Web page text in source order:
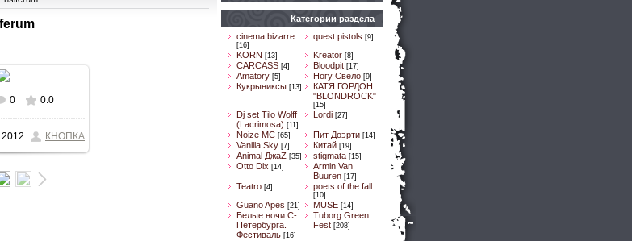
размере
/ 152.4Kb
0 0.0
КНОПКА
Категории раздела
cinema bizarre
[16]
quest pistols [9]
KORN [13] Kreator [8]
CARCASS [4] Bloodpit [17]
Amatory [5] Ногу Свело [9]
Кукрыниксы [13]
КАТЯ ГОРДОН
"BLONDROCK"
[15]
Dj set Tilo Wolff
(Lacrimosa) [11]
Lordi [27]
Noize MC [65] Пит Доэрти [14]
Vanilla Sky [7] Китай [19]
Animal ДжaZ [35] stigmata [15]
Otto Dix [14]
Armin Van
Buuren [17]
Teatro [4] poets of the fall
[10]
Guano Apes [21] MUSE [14]
Белые ночи С-
Петербурга.
Фестиваль [16]
Tuborg Green
Fest [208]